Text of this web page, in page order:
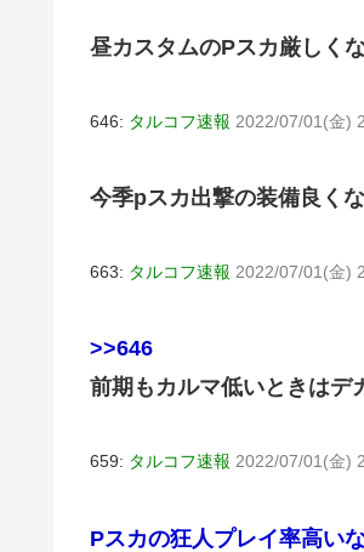
昼カスタムのPスカ厳しく
646: タルコフ速報 2022/07/01(金)
今季pスカ出撃の装備良く
663: タルコフ速報 2022/07/01(金)
>>646
前期もカルマ低いときはデ
659: タルコフ速報 2022/07/01(金)
Pスカの狂人プレイ率高い